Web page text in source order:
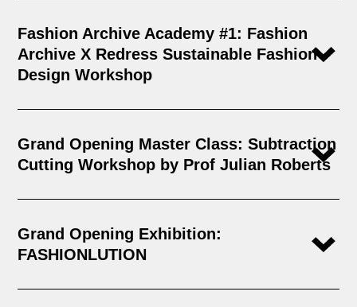
Fashion Archive Academy #1: Fashion
Archive X Redress Sustainable Fashion
Design Workshop
Grand Opening Master Class: Subtraction
Cutting Workshop by Prof Julian Roberts
Grand Opening Exhibition:
FASHIONLUTION